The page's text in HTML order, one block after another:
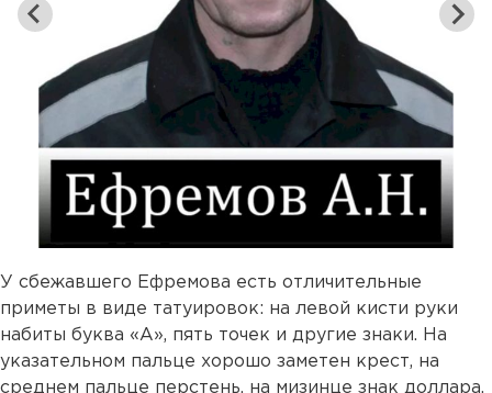
У сбежавшего Ефремова есть отличительные
приметы в виде татуировок: на левой кисти руки
набиты буква «А», пять точек и другие знаки. На
указательном пальце хорошо заметен крест, на
среднем пальце перстень, на мизинце знак доллара.